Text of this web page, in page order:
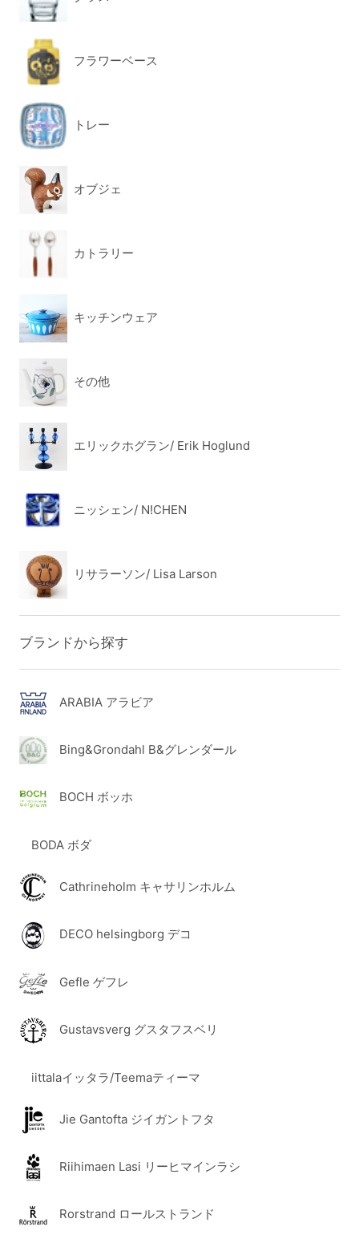
フラワーベース
トレー
オブジェ
カトラリー
キッチンウェア
その他
エリックホグラン/ Erik Hoglund
ニッシェン/ N!CHEN
リサラーソン/ Lisa Larson
ブランドから探す
ARABIA アラビア
Bing&Grondahl B&グレンダール
BOCH ボッホ
BODA ボダ
Cathrineholm キャサリンホルム
DECO helsingborg デコ
Gefle ゲフレ
Gustavsverg グスタフスベリ
iittalaイッタラ/Teemaティーマ
Jie Gantofta ジイガントフタ
Riihimaen Lasi リーヒマインラシ
Rorstrand ロールストランド